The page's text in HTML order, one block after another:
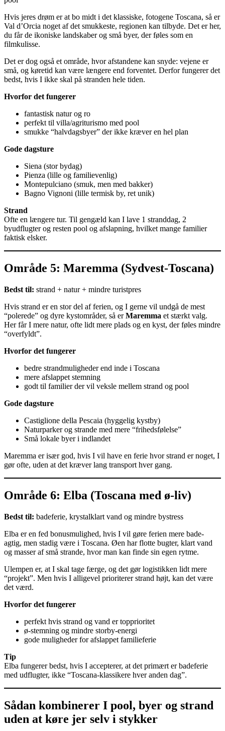
Hvis jeres drøm er at bo midt i det klassiske, fotogene Toscana, så er
Val d’Orcia noget af det smukkeste, regionen kan tilbyde. Det er her,
du får de ikoniske landskaber og små byer, der føles som en
filmkulisse.
Det er dog også et område, hvor afstandene kan snyde: vejene er
små, og køretid kan være længere end forventet. Derfor fungerer det
bedst, hvis I ikke skal på stranden hele tiden.
Hvorfor det fungerer
fantastisk natur og ro
perfekt til villa/agriturismo med pool
smukke “halvdagsbyer” der ikke kræver en hel plan
Gode dagsture
Siena (stor bydag)
Pienza (lille og familievenlig)
Montepulciano (smuk, men med bakker)
Bagno Vignoni (lille termisk by, ret unik)
Strand
Ofte en længere tur. Til gengæld kan I lave 1 stranddag, 2
byudflugter og resten pool og afslapning, hvilket mange familier
faktisk elsker.
Område 5: Maremma (Sydvest-Toscana)
Bedst til: strand + natur + mindre turistpres
Hvis strand er en stor del af ferien, og I gerne vil undgå de mest
“polerede” og dyre kystområder, så erMaremma et stærkt valg.
Her får I mere natur, ofte lidt mere plads og en kyst, der føles mindre
“overfyldt”.
Hvorfor det fungerer
bedre strandmuligheder end inde i Toscana
mere afslappet stemning
godt til familier der vil veksle mellem strand og pool
Gode dagsture
Castiglione della Pescaia (hyggelig kystby)
Naturparker og strande med mere “frihedsfølelse”
Små lokale byer i indlandet
Maremma er især god, hvis I vil have en ferie hvor strand er noget, I
gør ofte, uden at det kræver lang transport hver gang.
Område 6: Elba (Toscana med ø-liv)
Bedst til: badeferie, krystalklart vand og mindre bystress
Elba er en fed bonusmulighed, hvis I vil gøre ferien mere bade-
agtig, men stadig være i Toscana. Øen har flotte bugter, klart vand
og masser af små strande, hvor man kan finde sin egen rytme.
Ulempen er, at I skal tage færge, og det gør logistikken lidt mere
“projekt”. Men hvis I alligevel prioriterer strand højt, kan det være
det værd.
Hvorfor det fungerer
perfekt hvis strand og vand er topprioritet
ø-stemning og mindre storby-energi
gode muligheder for afslappet familieferie
Tip
Elba fungerer bedst, hvis I accepterer, at det primært er badeferie
med udflugter, ikke “Toscana-klassikere hver anden dag”.
Sådan kombinerer I pool, byer og strand
uden at køre jer selv i stykker